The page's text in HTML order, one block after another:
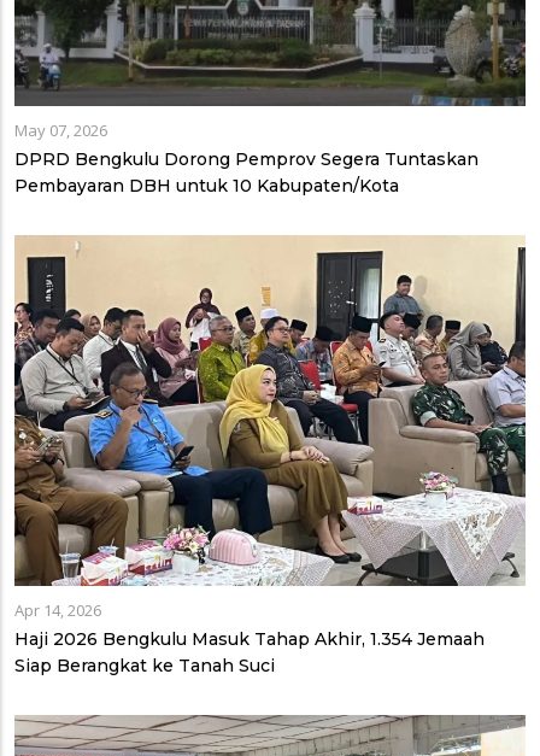
May 07, 2026
DPRD Bengkulu Dorong Pemprov Segera Tuntaskan
Pembayaran DBH untuk 10 Kabupaten/Kota
Apr 14, 2026
Haji 2026 Bengkulu Masuk Tahap Akhir, 1.354 Jemaah
Siap Berangkat ke Tanah Suci